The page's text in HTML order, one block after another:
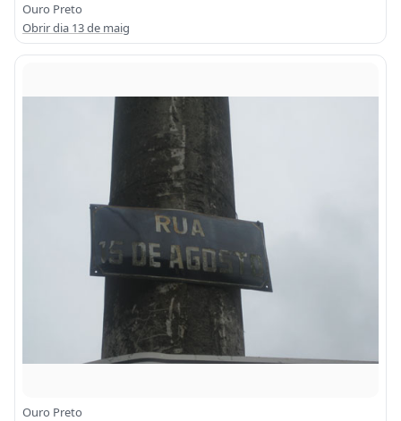
Ouro Preto
Obrir dia 13 de maig
Ouro Preto